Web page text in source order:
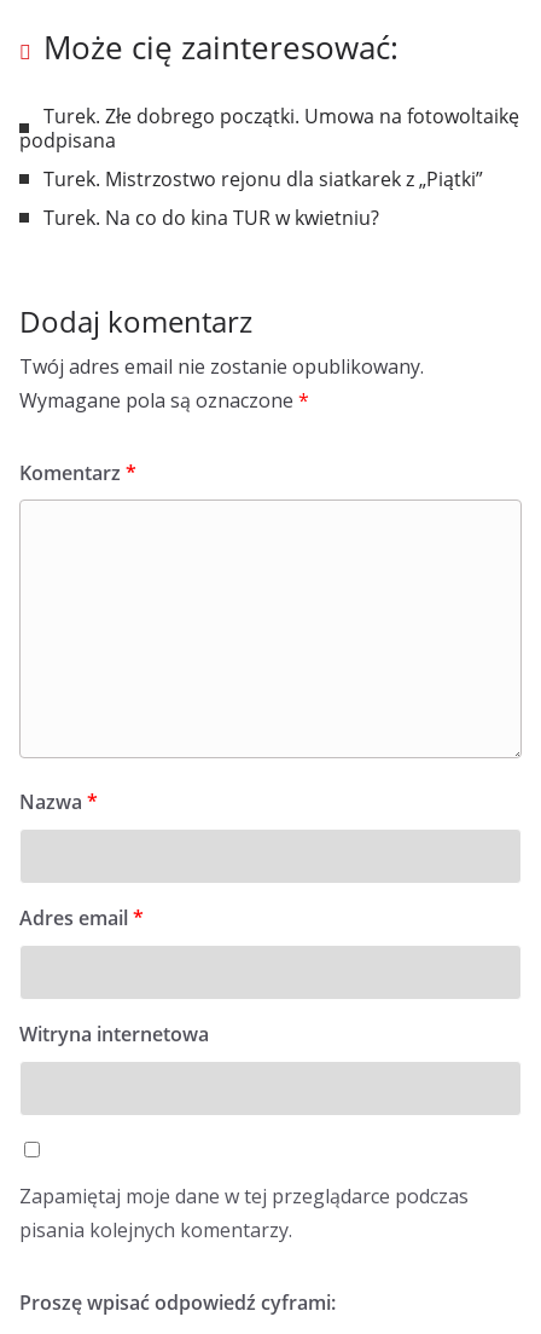
Może cię zainteresować:
Turek. Złe dobrego początki. Umowa na fotowoltaikę
podpisana
Turek. Mistrzostwo rejonu dla siatkarek z „Piątki”
Turek. Na co do kina TUR w kwietniu?
Dodaj komentarz
Twój adres email nie zostanie opublikowany.
Wymagane pola są oznaczone *
Komentarz *
Nazwa *
Adres email*
Witryna internetowa
Zapamiętaj moje dane w tej przeglądarce podczas
pisania kolejnych komentarzy.
Proszę wpisać odpowiedź cyframi: